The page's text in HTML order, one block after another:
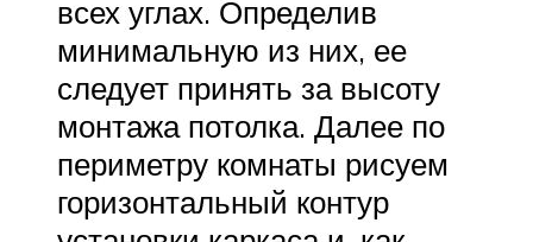
всех углах. Определив
минимальную из них, ее
следует принять за высоту
монтажа потолка. Далее по
периметру комнаты рисуем
горизонтальный контур